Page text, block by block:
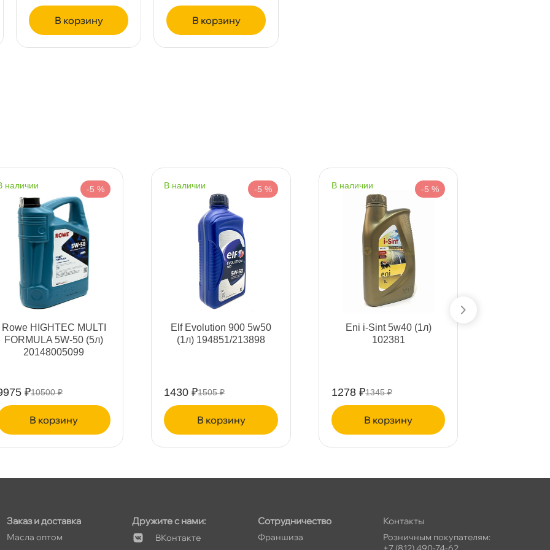
корзину корзину
-5 %
Rowe HIGHTEC MULTI
FORMULA 5W-50 (5л)
20148005099
₽10500 ₽
корзину
наличии -5 %
Elf Evolution 900 5w50
(1л) 194851/213898
1430 ₽1505 ₽
корзину
наличии -5 %
Eni i-Sint 5w40 (1л)
102381
1278 ₽1345 ₽
корзину
Заказ и доставка
Масла оптом
Дружите с нами:
Контакте
Сотрудничество
Франшиза
Контакты
Розничным покупателям: